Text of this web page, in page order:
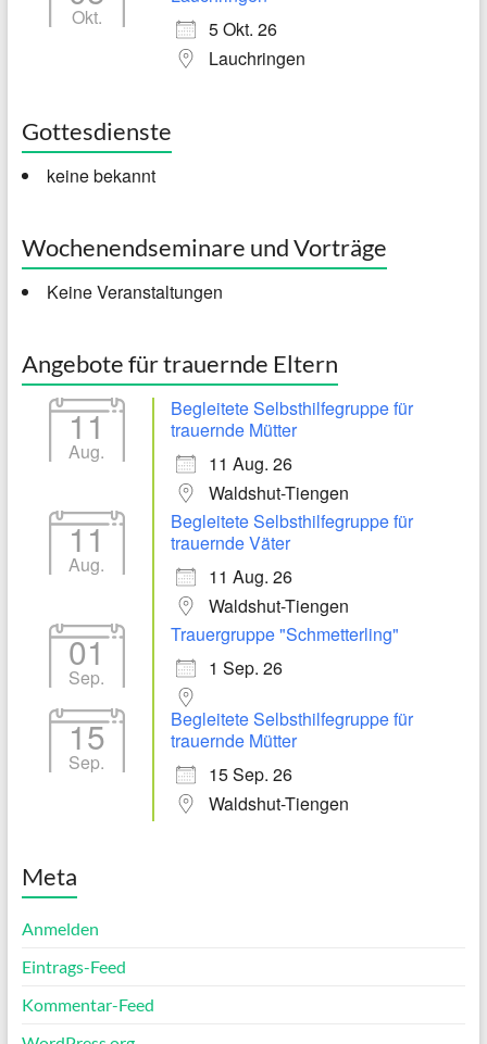
Okt.
5 Okt. 26
Lauchringen
Gottesdienste
keine bekannt
Wochenendseminare und Vorträge
Keine Veranstaltungen
Angebote für trauernde Eltern
11
Aug.
Begleitete Selbsthilfegruppe für
trauernde Mütter
11 Aug. 26
Waldshut-Tiengen
11
Aug.
Begleitete Selbsthilfegruppe für
trauernde Väter
11 Aug. 26
Waldshut-Tiengen
01
Sep.
Trauergruppe "Schmetterling"
1 Sep. 26
15
Sep.
Begleitete Selbsthilfegruppe für
trauernde Mütter
15 Sep. 26
Waldshut-Tiengen
Meta
Anmelden
Eintrags-Feed
Kommentar-Feed